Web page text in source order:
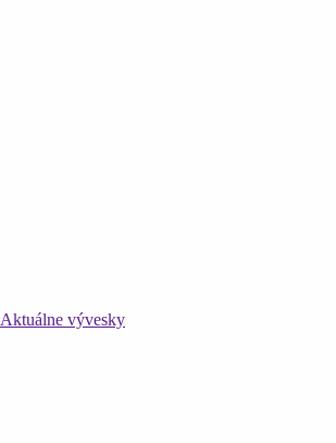
Aktuálne vývesky